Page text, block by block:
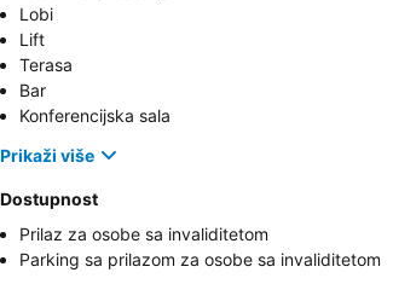
Lobi
Lift
Terasa
Bar
Konferencijska sala
Prikaži više
Dostupnost
Prilaz za osobe sa invaliditetom
Parking sa prilazom za osobe sa invaliditetom